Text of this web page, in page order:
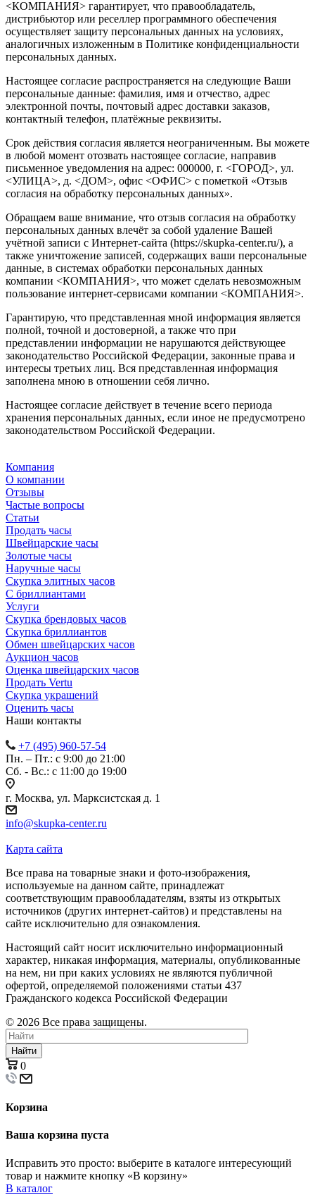
<КОМПАНИЯ> гарантирует, что правообладатель,
дистрибьютор или реселлер программного обеспечения
осуществляет защиту персональных данных на условиях,
аналогичных изложенным в Политике конфиденциальности
персональных данных.
Настоящее согласие распространяется на следующие Ваши
персональные данные: фамилия, имя и отчество, адрес
электронной почты, почтовый адрес доставки заказов,
контактный телефон, платёжные реквизиты.
Срок действия согласия является неограниченным. Вы можете
в любой момент отозвать настоящее согласие, направив
письменное уведомления на адрес: 000000, г. <ГОРОД>, ул.
<УЛИЦА>, д. <ДОМ>, офис <ОФИС> с пометкой «Отзыв
согласия на обработку персональных данных».
Обращаем ваше внимание, что отзыв согласия на обработку
персональных данных влечёт за собой удаление Вашей
учётной записи с Интернет-сайта (https://skupka-center.ru/), а
также уничтожение записей, содержащих ваши персональные
данные, в системах обработки персональных данных
компании <КОМПАНИЯ>, что может сделать невозможным
пользование интернет-сервисами компании <КОМПАНИЯ>.
Гарантирую, что представленная мной информация является
полной, точной и достоверной, а также что при
представлении информации не нарушаются действующее
законодательство Российской Федерации, законные права и
интересы третьих лиц. Вся представленная информация
заполнена мною в отношении себя лично.
Настоящее согласие действует в течение всего периода
хранения персональных данных, если иное не предусмотрено
законодательством Российской Федерации.
Компания
О компании
Отзывы
Частые вопросы
Статьи
Продать часы
Швейцарские часы
Золотые часы
Наручные часы
Скупка элитных часов
С бриллиантами
Услуги
Скупка брендовых часов
Скупка бриллиантов
Обмен швейцарских часов
Аукцион часов
Оценка швейцарских часов
Продать Vertu
Скупка украшений
Оценить часы
Наши контакты
+7 (495) 960-57-54
Пн. – Пт.: с 9:00 до 21:00
Сб. - Вс.: c 11:00 до 19:00
г. Москва, ул. Марксистская д. 1
info@skupka-center.ru
Карта сайта
Все права на товарные знаки и фото-изображения,
используемые на данном сайте, принадлежат
соответствующим правообладателям, взяты из открытых
источников (других интернет-сайтов) и представлены на
сайте исключительно для ознакомления.
Настоящий сайт носит исключительно информационный
характер, никакая информация, материалы, опубликованные
на нем, ни при каких условиях не являются публичной
офертой, определяемой положениями статьи 437
Гражданского кодекса Российской Федерации
© 2026 Все права защищены.
Найти
0
Корзина
Ваша корзина пуста
Исправить это просто: выберите в каталоге интересующий
товар и нажмите кнопку «В корзину»
В каталог